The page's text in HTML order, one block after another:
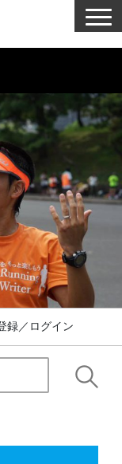
録／ログイン